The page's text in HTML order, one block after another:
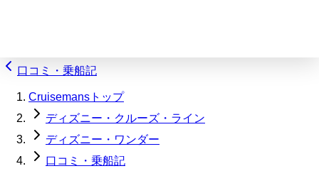
口コミ・乗船記
Cruisemansトップ
ディズニー・クルーズ・ライン
ディズニー・ワンダー
口コミ・乗船記